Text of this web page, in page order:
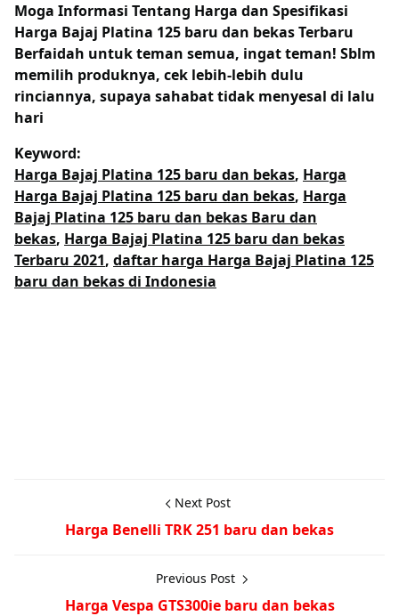
Moga Informasi Tentang Harga dan Spesifikasi
Harga Bajaj Platina 125 baru dan bekas Terbaru
Berfaidah untuk teman semua, ingat teman! Sblm
memilih produknya, cek lebih-lebih dulu
rinciannya, supaya sahabat tidak menyesal di lalu
hari
Keyword:
Harga Bajaj Platina 125 baru dan bekas, Harga
Harga Bajaj Platina 125 baru dan bekas, Harga
Bajaj Platina 125 baru dan bekas Baru dan
bekas, Harga Bajaj Platina 125 baru dan bekas
Terbaru 2021, daftar harga Harga Bajaj Platina 125
baru dan bekas di Indonesia
Next Post
Harga Benelli TRK 251 baru dan bekas
Previous Post
Harga Vespa GTS300ie baru dan bekas